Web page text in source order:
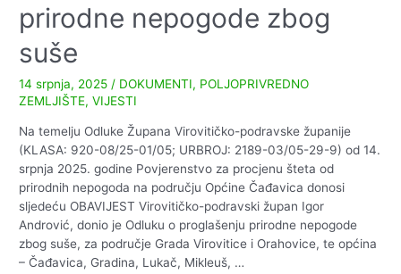
prirodne nepogode zbog
suše
14 srpnja, 2025 / DOKUMENTI, POLJOPRIVREDNO
ZEMLJIŠTE,VIJESTI
Na temelju Odluke Župana Virovitičko-podravske županije
(KLASA: 920-08/25-01/05; URBROJ: 2189-03/05-29-9) od 14.
srpnja 2025. godine Povjerenstvo za procjenu šteta od
prirodnih nepogoda na području Općine Čađavica donosi
sljedeću OBAVIJEST Virovitičko-podravski župan Igor
Andrović, donio je Odluku o proglašenju prirodne nepogode
zbog suše, za područje Grada Virovitice i Orahovice, te općina
– Čađavica, Gradina, Lukač, Mikleuš, …